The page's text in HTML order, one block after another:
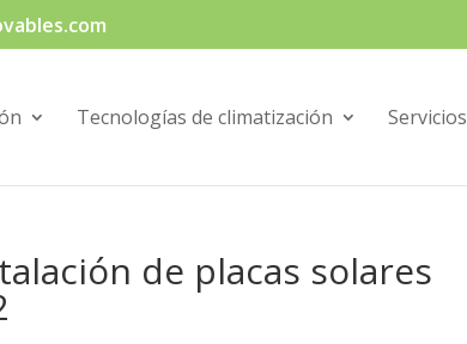
Tecnologías de climatización Servicios
de placas solares